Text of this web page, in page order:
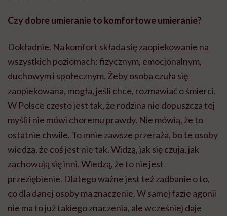
Czy dobre umieranie to komfortowe umieranie?
Dokładnie. Na komfort składa się zaopiekowanie na
wszystkich poziomach: fizycznym, emocjonalnym,
duchowym i społecznym. Żeby osoba czuła się
zaopiekowana, mogła, jeśli chce, rozmawiać o śmierci.
W Polsce często jest tak, że rodzina nie dopuszcza tej
myśli i nie mówi choremu prawdy. Nie mówią, że to
ostatnie chwile. To mnie zawsze przeraża, bo te osoby
wiedzą, że coś jest nie tak. Widzą, jak się czują, jak
zachowują się inni. Wiedzą, że to nie jest
przeziębienie. Dlatego ważne jest też zadbanie o to,
co dla danej osoby ma znaczenie. W samej fazie agonii
nie ma to już takiego znaczenia, ale wcześniej daje